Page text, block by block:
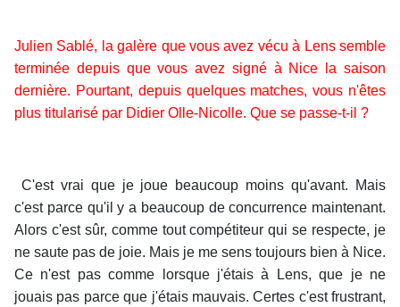
Julien Sablé, la galère que vous avez vécu à Lens semble
terminée depuis que vous avez signé à Nice la saison
dernière. Pourtant, depuis quelques matches, vous n'êtes
plus titularisé par Didier Olle-Nicolle. Que se passe-t-il ?
C'est vrai que je joue beaucoup moins qu'avant. Mais
c'est parce qu'il y a beaucoup de concurrence maintenant.
Alors c'est sûr, comme tout compétiteur qui se respecte, je
ne saute pas de joie. Mais je me sens toujours bien à Nice.
Ce n'est pas comme lorsque j'étais à Lens, que je ne
jouais pas parce que j'étais mauvais. Certes c'est frustrant,